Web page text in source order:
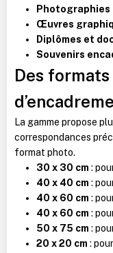
Photographies
Œuvres
Diplômes et
Souvenirs
Des
La gamme propose
correspondances
format photo.
30 x 30 cm :
40 x 40 cm :
40 x 60 cm :
40 x 60 cm :
50 x 75 cm :
20 x 20 cm :